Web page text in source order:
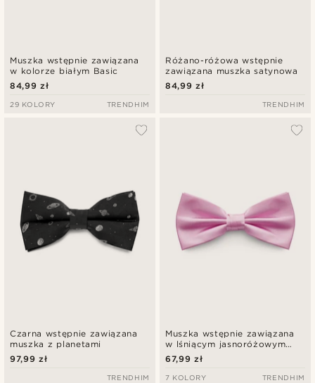
Muszka wstępnie zawiązana
w kolorze białym Basic
84,99 zł
29 KOLORY TRENDHIM
Różano-różowa wstępnie
zawiązana muszka satynowa
84,99 zł
TRENDHIM
Czarna wstępnie zawiązana
muszka z planetami
97,99 zł
TRENDHIM
Muszka wstępnie zawiązana
w lśniącym jasnoróżowym
kolorze Basic
67,99 zł
7 KOLORY TRENDHIM